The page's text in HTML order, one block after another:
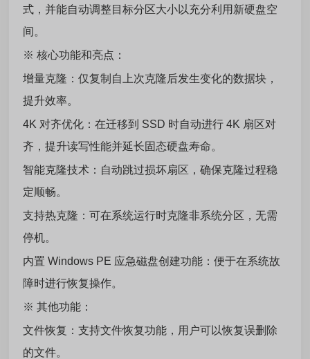
式，并能自动调整目标分区大小以充分利用新硬盘空
间。
※ 核心功能和亮点：
增量克隆：仅复制自上次克隆后发生变化的数据块，
提升效率。
4K 对齐优化：在迁移到 SSD 时自动进行 4K 扇区对
齐，提升读写性能并延长固态硬盘寿命。
智能克隆技术：自动跳过损坏扇区，确保克隆过程稳
定顺畅。
支持热克隆：可在系统运行时克隆非系统分区，无需
停机。
内置 Windows PE 应急磁盘创建功能：便于在系统故
障时进行恢复操作。
※ 其他功能：
文件恢复：支持文件恢复功能，用户可以恢复误删除
的文件。